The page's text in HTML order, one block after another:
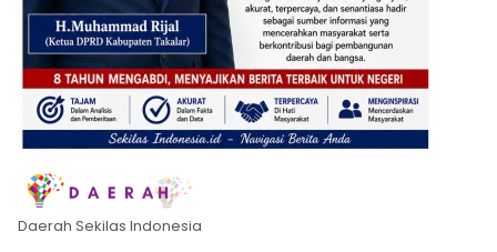
Daerah Sekilas Indonesia